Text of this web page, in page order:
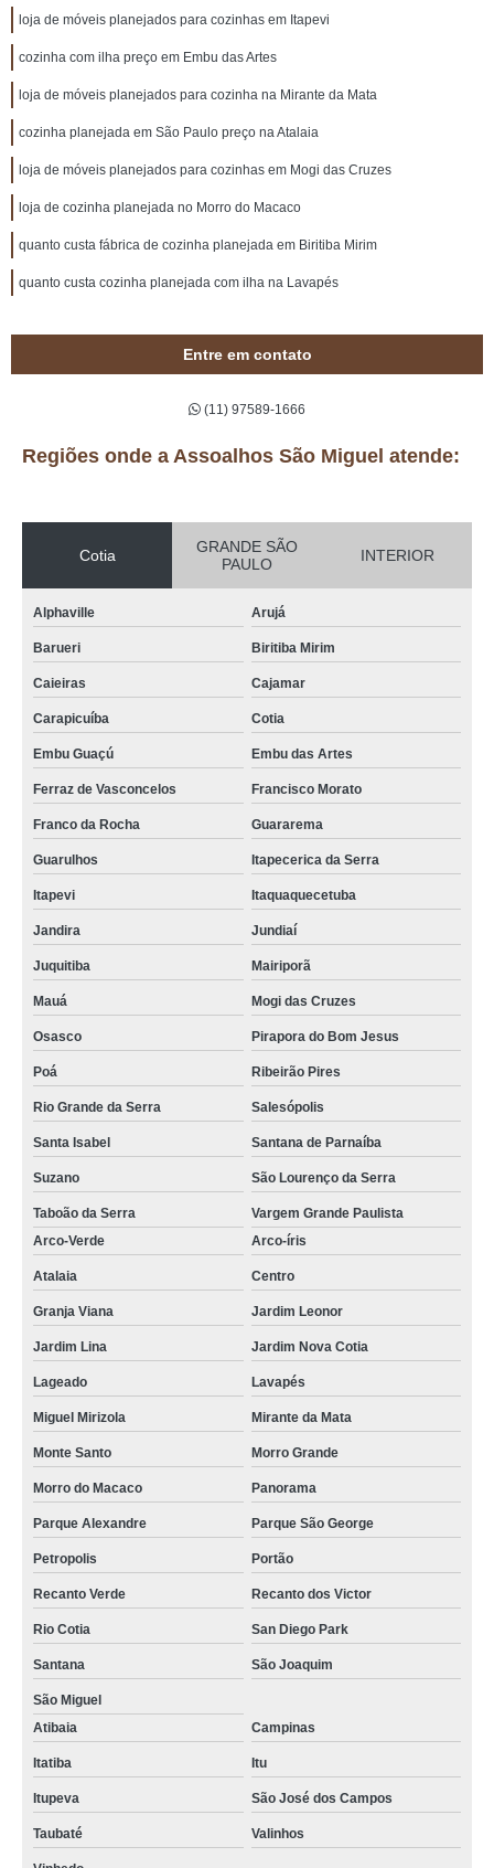
loja de móveis planejados para cozinhas em Itapevi
cozinha com ilha preço em Embu das Artes
loja de móveis planejados para cozinha na Mirante da Mata
cozinha planejada em São Paulo preço na Atalaia
loja de móveis planejados para cozinhas em Mogi das Cruzes
loja de cozinha planejada no Morro do Macaco
quanto custa fábrica de cozinha planejada em Biritiba Mirim
quanto custa cozinha planejada com ilha na Lavapés
Entre em contato
(11) 97589-1666
Regiões onde a Assoalhos São Miguel atende:
Cotia
GRANDE SÃO
PAULO
INTERIOR
Alphaville Arujá
Barueri Biritiba Mirim
Caieiras Cajamar
Carapicuíba Cotia
Embu Guaçú Embu das Artes
Ferraz de Vasconcelos Francisco Morato
Franco da Rocha Guararema
Guarulhos Itapecerica da Serra
Itapevi Itaquaquecetuba
Jandira Jundiaí
Juquitiba Mairiporã
Mauá Mogi das Cruzes
Osasco Pirapora do Bom Jesus
Poá Ribeirão Pires
Rio Grande da Serra Salesópolis
Santa Isabel Santana de Parnaíba
Suzano São Lourenço da Serra
Taboão da Serra
Vargem Grande Paulista
Arco-Verde
Arco-íris
Atalaia Centro
Granja Viana Jardim Leonor
Jardim Lina Jardim Nova Cotia
Lageado Lavapés
Miguel Mirizola Mirante da Mata
Monte Santo Morro Grande
Morro do Macaco Panorama
Parque Alexandre Parque São George
Petropolis Portão
Recanto Verde Recanto dos Victor
Rio Cotia San Diego Park
Santana São Joaquim
São Miguel
Atibaia
Campinas
Itatiba Itu
Itupeva São José dos Campos
Taubaté Valinhos